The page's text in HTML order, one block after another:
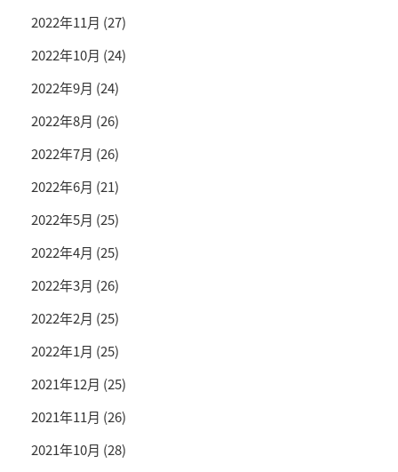
2022年11月 (27)
2022年10月 (24)
2022年9月 (24)
2022年8月 (26)
2022年7月 (26)
2022年6月 (21)
2022年5月 (25)
2022年4月 (25)
2022年3月 (26)
2022年2月 (25)
2022年1月 (25)
2021年12月 (25)
2021年11月 (26)
2021年10月 (28)